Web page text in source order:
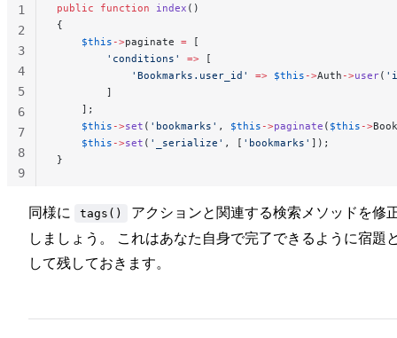
public function index ()
{
    $this
->paginate = [
        'conditions'
=> [
            'Bookmarks.user_id'
=> $this ->Auth ->user(
        ]
    ];
    $this
->set ( 'bookmarks' , $this ->paginate ( $this ->
    $this
->set ( '_serialize' , [ 'bookmarks' ]);
}
1
2
3
4
5
6
7
8
9
同様に tags()
アクションと関連する検索メソッドを修
しましょう。 これはあなた自身で完了できるように宿題
して残しておきます。